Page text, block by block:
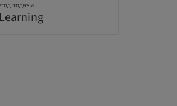
подачи